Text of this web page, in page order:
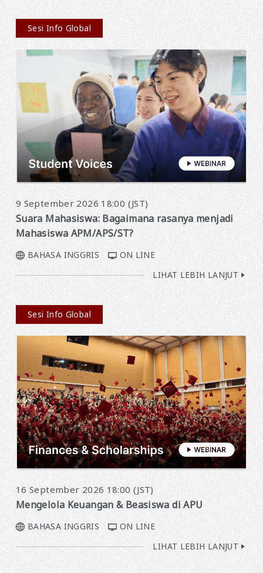
Sesi Info Global
9 September 2026 18:00 (JST)
Suara Mahasiswa: Bagaimana rasanya menjadi
Mahasiswa APM/APS/ST?
BAHASA INGGRIS
ON LINE
LIHAT LEBIH LANJUT
Sesi Info Global
16 September 2026 18:00 (JST)
Mengelola Keuangan & Beasiswa di APU
BAHASA INGGRIS
ON LINE
LIHAT LEBIH LANJUT